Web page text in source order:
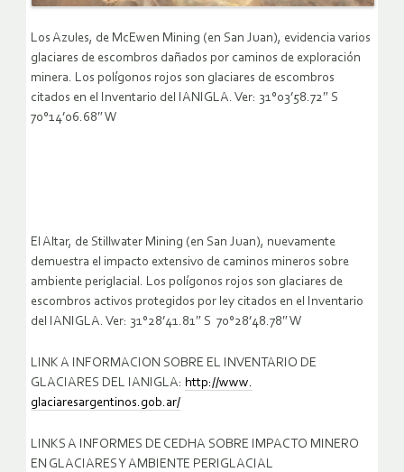
Los Azules, de McEwen Mining (en San Juan), evidencia varios
glaciares de escombros dañados por caminos de exploración
minera. Los polígonos rojos son glaciares de escombros
citados en el Inventario del IANIGLA. Ver: 31°03’58.72″ S
70°14’06.68″ W
El Altar, de Stillwater Mining (en San Juan), nuevamente
demuestra el impacto extensivo de caminos mineros sobre
ambiente periglacial. Los polígonos rojos son glaciares de
escombros activos protegidos por ley citados en el Inventario
del IANIGLA. Ver: 31°28’41.81″ S 70°28’48.78″ W
LINK A INFORMACION SOBRE EL INVENTARIO DE
GLACIARES DEL IANIGLA: http://www.
glaciaresargentinos.gob.ar/
LINKS A INFORMES DE CEDHA SOBRE IMPACTO MINERO
EN GLACIARES Y AMBIENTE PERIGLACIAL